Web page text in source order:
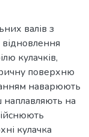
валів з
кулачків,
поверхню
наварюють
наплавляють на
кулачка